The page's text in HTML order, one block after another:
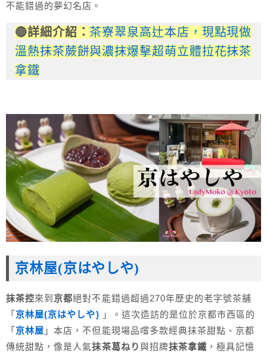
不能錯過的夢幻名店。
🔴詳細介紹： 茶寮翠泉高辻本店，現點現做
溫熱抹茶蕨餅與濃抹爆擊超萌立體拉花抹茶
拿鐵
京林屋(京はやしや)
抹茶控來到 京都絕對不能錯過超過270年歷史的老字號茶舖
「 京林屋(京はやしや) 」。這次造訪的是位於京都市西區的
「 京林屋 」本店，不但能現場品嚐多款經典抹茶甜點、京都
傳統甜點，像是人氣抹茶葛ねり與招牌抹茶拿鐵 ，極具記憶